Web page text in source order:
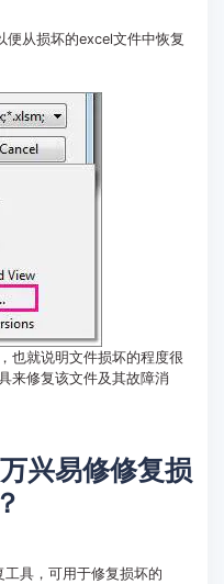
便从损坏的excel文件中恢复
也就说明文件损坏的程度很
来修复该文件及其故障消
兴易修修复损
具，可用于修复损坏的